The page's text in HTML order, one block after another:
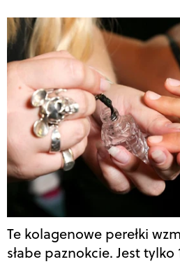
Te kolagenowe perełki
słabe paznokcie. Jest tylko